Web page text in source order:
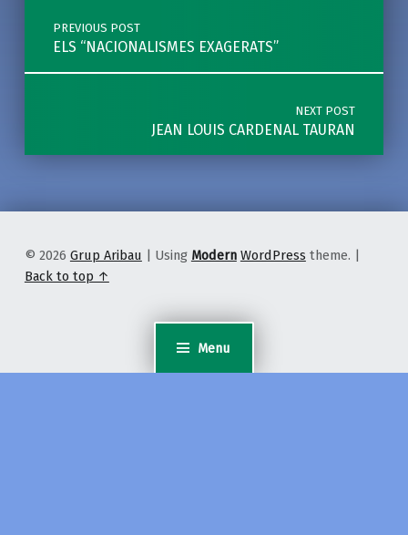
Menu
PREVIOUS POST
ELS “NACIONALISMES EXAGERATS”
NEXT POST
JEAN LOUIS CARDENAL TAURAN
© 2026 Grup Aribau | Using Modern WordPress theme. |
Back to top ↑